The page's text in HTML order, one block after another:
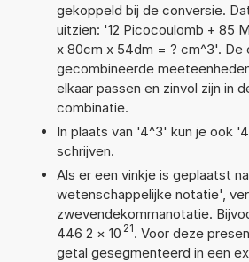
gekoppeld bij de conversie.
uitzien: '12 Picocoulomb + 85
x 80cm x 54dm = ? cm^3'. De
gecombineerde
elkaar passen en zinvol zijn in
combinatie.
In plaats van '4^3' kun je ook
schrijven.
Als er een vinkje is geplaatst
wetenschappelijke notatie',
zwevendekommanotatie.
446 2 × 10 21. Voor deze
getal gesegmenteerd in een